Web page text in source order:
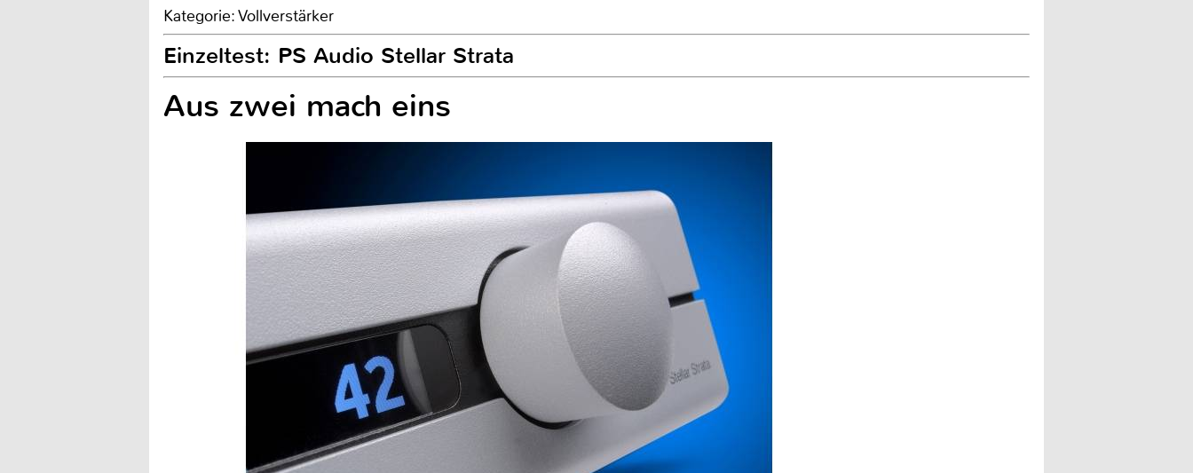
Kategorie: Vollverstärker
Einzeltest: PS Audio Stellar Strata
Aus zwei mach eins